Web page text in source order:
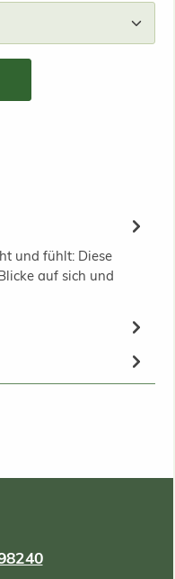
und fühlt: Diese
auf sich und